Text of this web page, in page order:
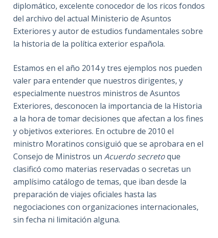
diplomático, excelente conocedor de los ricos fondos
del archivo del actual Ministerio de Asuntos
Exteriores y autor de estudios fundamentales sobre
la historia de la política exterior española.
Estamos en el año 2014 y tres ejemplos nos pueden
valer para entender que nuestros dirigentes, y
especialmente nuestros ministros de Asuntos
Exteriores, desconocen la importancia de la Historia
a la hora de tomar decisiones que afectan a los fines
y objetivos exteriores. En octubre de 2010 el
ministro Moratinos consiguió que se aprobara en el
Consejo de Ministros un Acuerdo secretoque
clasificó como materias reservadas o secretas un
amplísimo catálogo de temas, que iban desde la
preparación de viajes oficiales hasta las
negociaciones con organizaciones internacionales,
sin fecha ni limitación alguna.